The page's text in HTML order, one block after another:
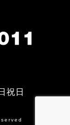
祝日